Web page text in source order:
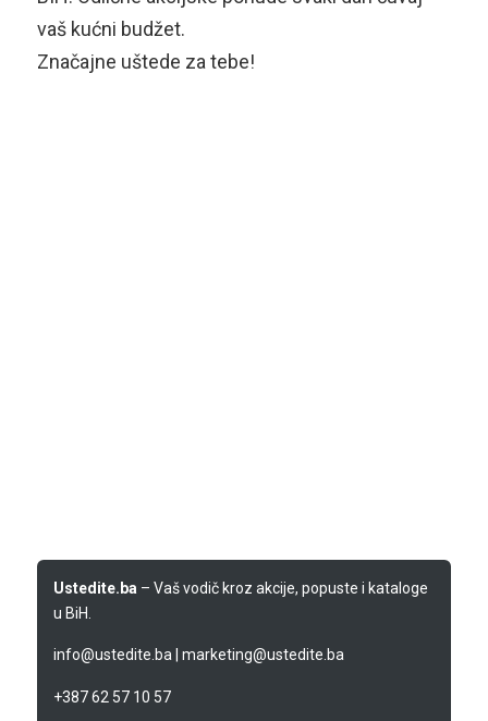
vaš kućni budžet.
Značajne uštede za tebe!
Ustedite.ba – Vaš vodič kroz akcije, popuste i kataloge
u BiH.
info@ustedite.ba marketing@ustedite.ba
+387 62 57 10 57